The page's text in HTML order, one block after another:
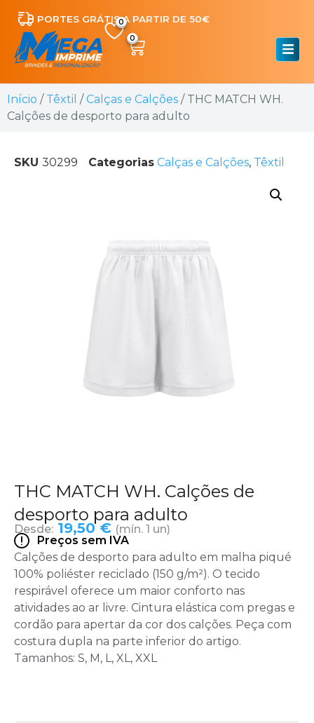
PORTES GRÁTIS A PARTIR DE 50€
0
Início / Têxtil /Calças e Calções / THC MATCH WH.
Calções de desporto para adulto
SKU 30299 Categorias Calças e Calções, Têxtil
THC MATCH WH. Calções de
desporto para adulto
Desde: 19,50 € (mín. 1 un)
Preços sem IVA
Calções de desporto para adulto em malha piqué
100% poliéster reciclado (150 g/m²). O tecido
respirável oferece um maior conforto nas
atividades ao ar livre. Cintura elástica com pregas e
cordão para apertar da cor dos calções. Peça com
costura dupla na parte inferior do artigo.
Tamanhos: S, M, L, XL, XXL